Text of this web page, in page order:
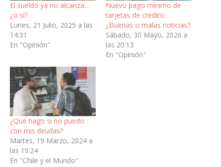
El sueldo ya no alcanza…
¿o sí?
Lunes, 21 Julio, 2025 a las
14:31
En "Opinión"
Nuevo pago mínimo de
tarjetas de crédito:
¿Buenas o malas noticias?
Sábado, 30 Mayo, 2026 a
las 20:13
En "Opinión"
¿Qué hago si no puedo
con mis deudas?
Martes, 19 Marzo, 2024 a
las 19:24
En "Chile y el Mundo"